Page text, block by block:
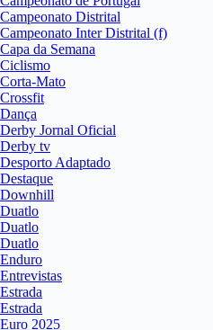
Campeonato Distrital
Campeonato Inter Distrital (f)
Capa da Semana
Ciclismo
Corta-Mato
Crossfit
Dança
Derby Jornal Oficial
Derby tv
Desporto Adaptado
Destaque
Downhill
Duatlo
Duatlo
Duatlo
Enduro
Entrevistas
Estrada
Estrada
Euro 2025